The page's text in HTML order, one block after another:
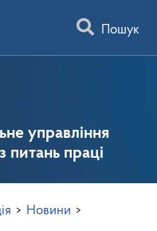
Пошук
управління
праці
> Новини >